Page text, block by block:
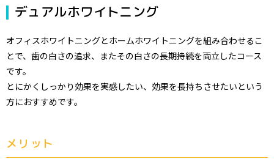
デュアルホワイトニング
オフィスホワイトニングとホームホワイトニングを組み合わせるこ
とで、歯の白さの追求、またその白さの長期持続を両立したコース
です。
とにかくしっかり効果を実感したい、効果を長持ちさせたいという
方におすすめです。
メリット